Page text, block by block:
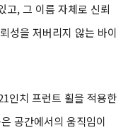
고, 그 이름 자체로 신뢰
성을 저버리지 않는 바이
인치 프런트 휠을 적용한
공간에서의 움직임이